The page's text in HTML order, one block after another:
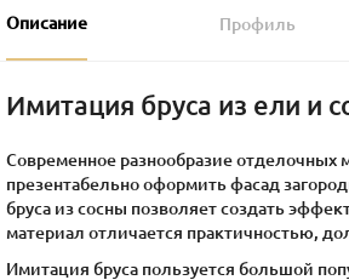
Описание Профиль
Имитация бруса из ели и
Современное разнообразие отделочных
презентабельно оформить фасад
бруса из сосны позволяет создать
материал отличается практичностью,
Имитация бруса пользуется большой